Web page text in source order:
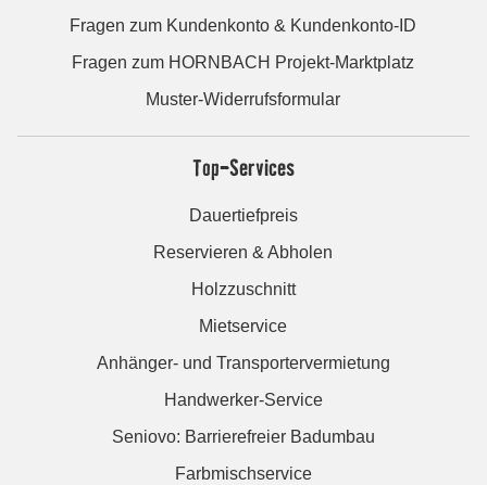
Fragen zum Kundenkonto & Kundenkonto-ID
Fragen zum HORNBACH Projekt-Marktplatz
Muster-Widerrufsformular
Top-Services
Dauertiefpreis
Reservieren & Abholen
Holzzuschnitt
Mietservice
Anhänger- und Transportervermietung
Handwerker-Service
Seniovo: Barrierefreier Badumbau
Farbmischservice